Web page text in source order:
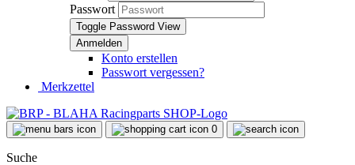
Passwort
Toggle Password View
Konto erstellen
Passwort vergessen?
Merkzettel
0
Suche